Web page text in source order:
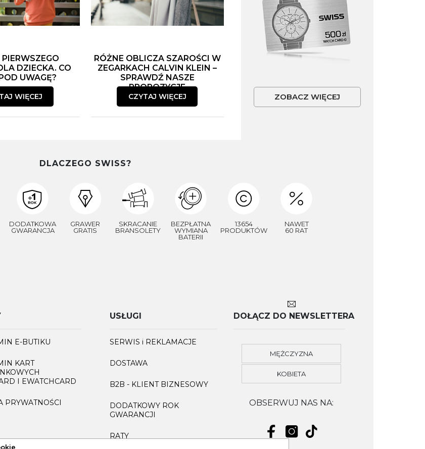
DZIECKA. CO
UWAGĘ?
WIĘCEJ
RÓŻNE OBLICZA SZAROŚCI W
ZEGARKACH CALVIN KLEIN –
SPRAWDŹ NASZE
PROPOZYCJE
CZYTAJ WIĘCEJ ZOBACZ WIĘCEJ
DLACZEGO SWISS?
DODATKOWA
GWARANCJA
GRAWER
GRATIS
SKRACANIE
BRANSOLETY
BEZPŁATNA
WYMIANA
BATERII
13654
PRODUKTÓW
NAWET
60 RAT
E-BUTIKU
KART
I EWATCHCARD
PRYWATNOŚCI
USŁUGI
SERWIS i REKLAMACJE
DOSTAWA
B2B - KLIENT BIZNESOWY
DODATKOWY ROK
GWARANCJI
RATY
DOŁĄCZ DO NEWSLETTERA
MĘŻCZYZNA
KOBIETA
OBSERWUJ NAS NA: